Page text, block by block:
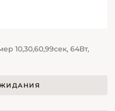
10,30,60,99сек, 64Вт,